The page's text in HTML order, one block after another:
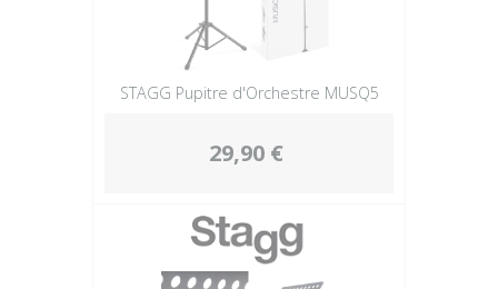
STAGG Pupitre d'Orchestre MUSQ5
29,90 €